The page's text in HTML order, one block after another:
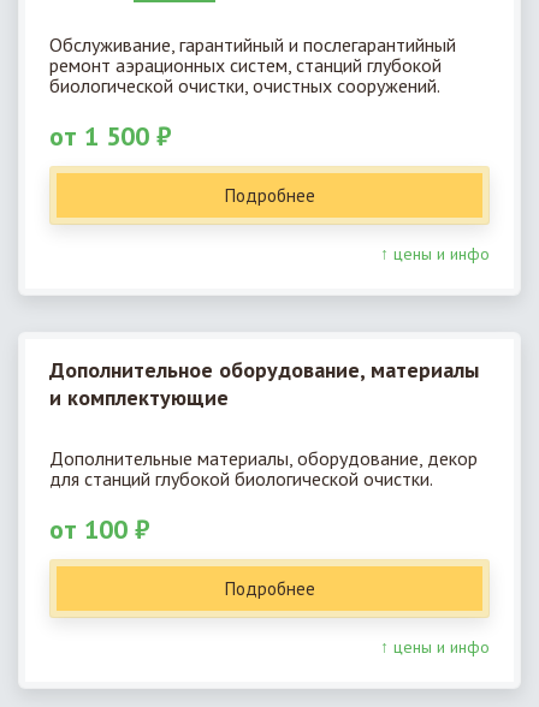
Обслуживание, гарантийный и послегарантийный
ремонт аэрационных систем, станций глубокой
биологической очистки, очистных сооружений.
от 1 500 ₽
Подробнее
↑ цены и инфо
Дополнительное оборудование, материалы
и комплектующие
Дополнительные материалы, оборудование, декор
для станций глубокой биологической очистки.
от 100 ₽
Подробнее
↑ цены и инфо